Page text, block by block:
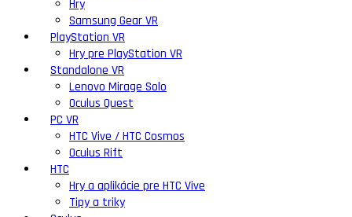
Hry
Samsung Gear VR
PlayStation VR
Hry pre PlayStation VR
Standalone VR
Lenovo Mirage Solo
Oculus Quest
PC VR
HTC Vive / HTC Cosmos
Oculus Rift
HTC
Hry a aplikácie pre HTC Vive
Tipy a triky